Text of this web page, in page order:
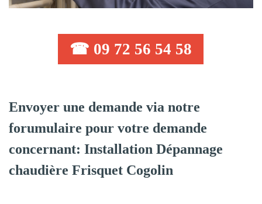
☎ 09 72 56 54 58
Envoyer une demande via notre
forumulaire pour votre demande
concernant: Installation Dépannage
chaudière Frisquet Cogolin